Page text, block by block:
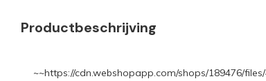
Productbeschrijving
~~https://cdn.webshopapp.com/shops/189476/